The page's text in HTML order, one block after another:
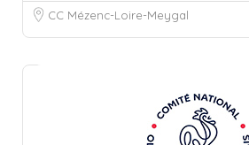
CC Mézenc-Loire-Meygal